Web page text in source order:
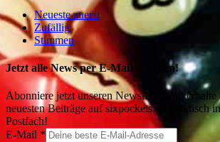
Neueste zuerst
Zufällig
Stimmen
Jetzt alle News per E-Mail erhalten!
Abonniere jetzt unseren Newsletter und
neuesten Beiträge auf sixpockets.de praktisch
Postfach!
E-Mail *